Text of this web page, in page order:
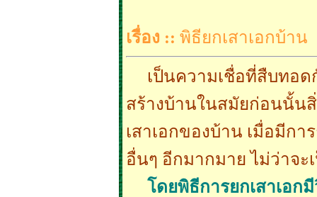
เรื่อง :: พิธียกเสาเอกบ้าน
เป็นความเชื่อที่สืบทอด
สร้างบ้านในสมัยก่อนนั้นสิ่
เสาเอกของบ้าน เมื่อมีก
อื่นๆ อีกมากมาย ไม่ว่าจ
โดยพิธีการยกเสาเอก